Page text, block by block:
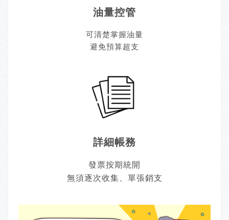
油量控管
可清楚掌握油量
避免預算超支
詳細帳務
發票按期統開
無須逐次收集、單張銷支